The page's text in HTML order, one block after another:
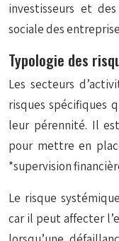
investisseurs et
sociale des
Typologie des
Les secteurs
risques spécifiques
leur pérennité. Il
pour mettre en
*supervision
Le risque
car il peut affecter